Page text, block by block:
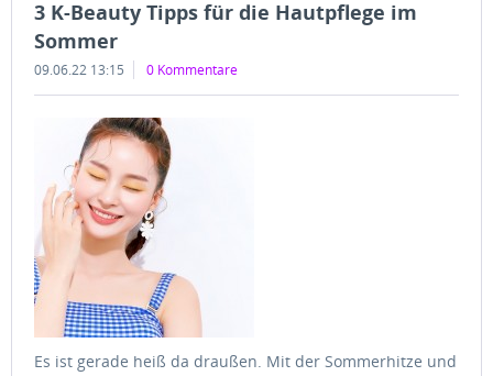
3 K-Beauty Tipps für die Hautpflege im
Sommer
09.06.22 13:15 0 Kommentare
Es ist gerade heiß da draußen. Mit der Sommerhitze und